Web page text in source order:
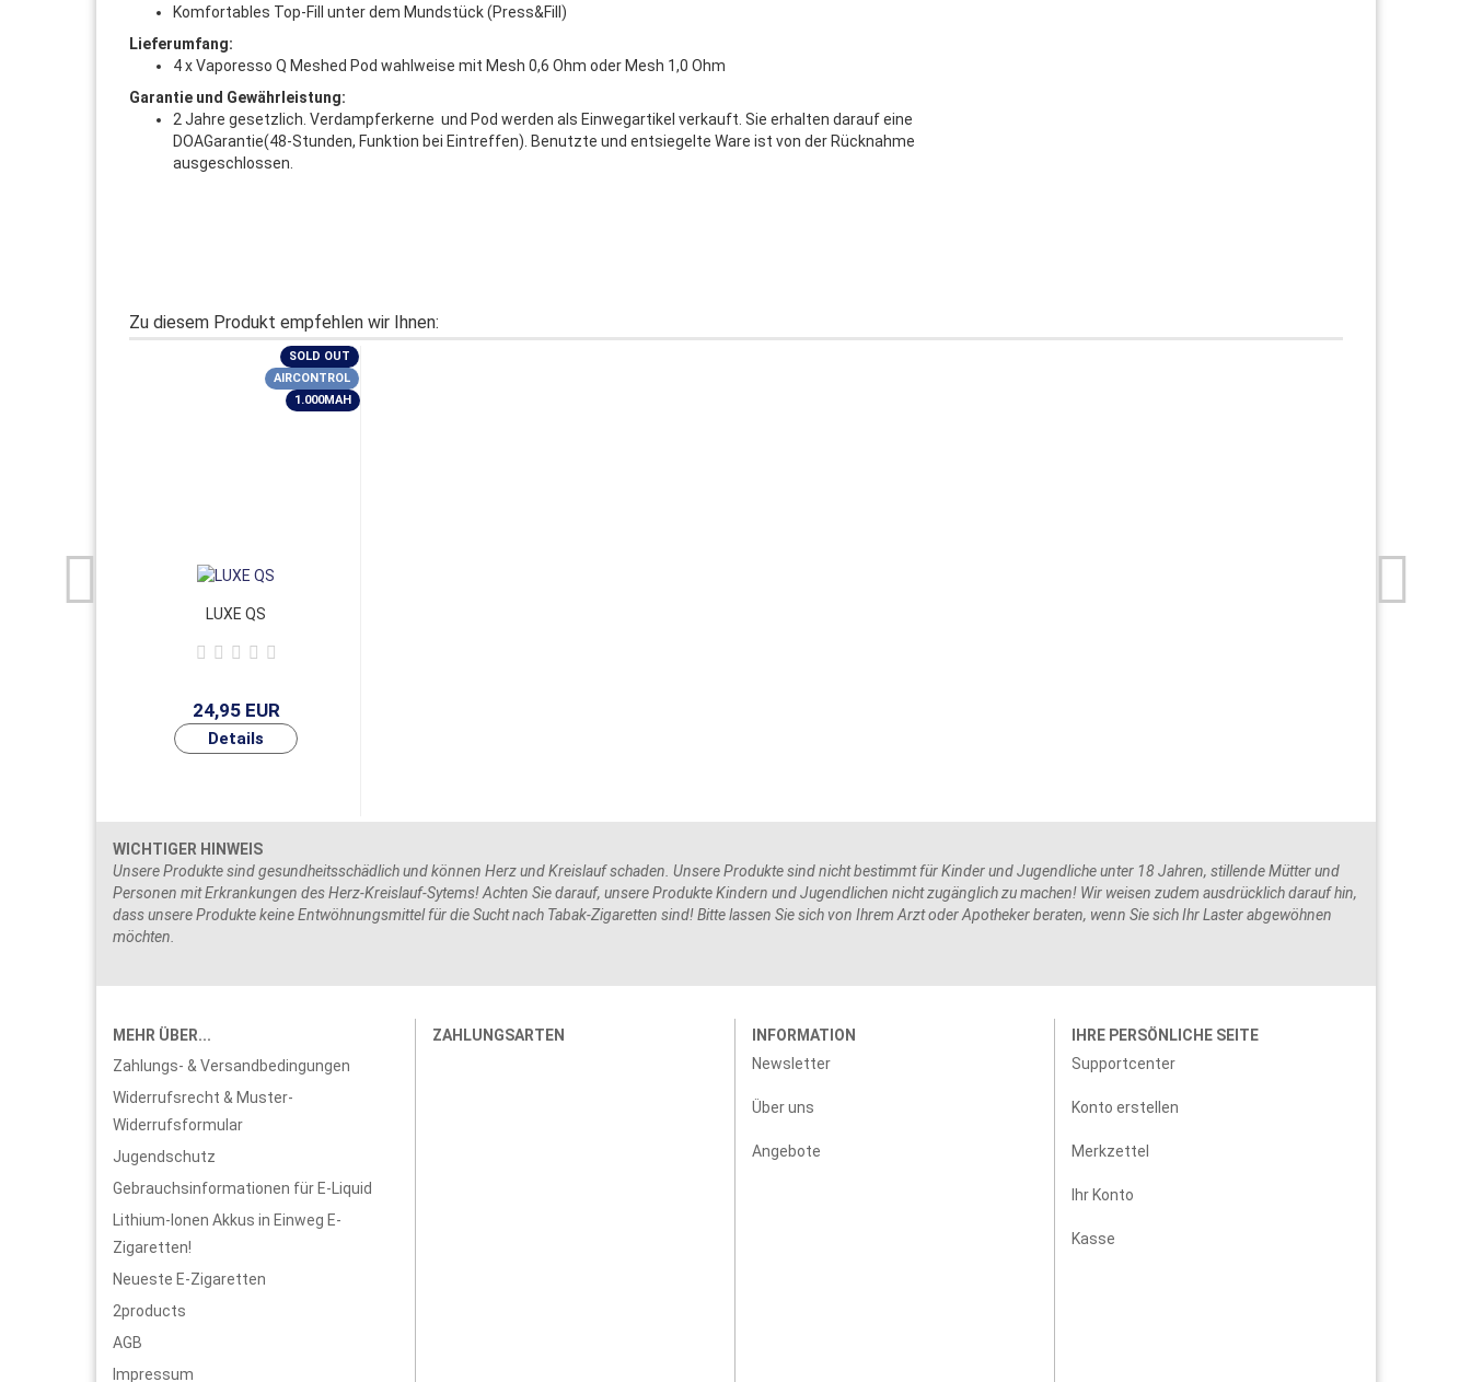
Komfortables Top-Fill unter dem Mundstück (Press&Fill)
Lieferumfang:
4 x Vaporesso Q Meshed Pod wahlweise mit Mesh 0,6 Ohm oder Mesh 1,0 Ohm
Garantie und Gewährleistung:
2 Jahre gesetzlich. Verdampferkerne und Pod werden als Einwegartikel verkauft. Sie erhalten darauf eine
DOAGarantie(48-Stunden, Funktion bei Eintreffen). Benutzte und entsiegelte Ware ist von der Rücknahme
ausgeschlossen.
Zu diesem Produkt empfehlen wir Ihnen:
SOLD OUT
AIRCONTROL
1.000MAH
LUXE QS
24,95 EUR
WICHTIGER HINWEIS
Unsere Produkte sind gesundheitsschädlich und können Herz und Kreislauf schaden. Unsere Produkte sind nicht bestimmt für Kinder und Jugendliche unter 18 Jahren, stillende Mütter und
Personen mit Erkrankungen des Herz-Kreislauf-Sytems! Achten Sie darauf, unsere Produkte Kindern und Jugendlichen nicht zugänglich zu machen! Wir weisen zudem ausdrücklich darauf hin,
dass unsere Produkte keine Entwöhnungsmittel für die Sucht nach Tabak-Zigaretten sind! Bitte lassen Sie sich von Ihrem Arzt oder Apotheker beraten, wenn Sie sich Ihr Laster abgewöhnen
möchten.
MEHR ÜBER...
Zahlungs- & Versandbedingungen
Widerrufsrecht & Muster-
Widerrufsformular
Jugendschutz
Gebrauchsinformationen für E-Liquid
Lithium-Ionen Akkus in Einweg E-
Zigaretten!
Neueste E-Zigaretten
2products
AGB
Impressum
ZAHLUNGSARTEN
INFORMATION
Newsletter
Über uns
Angebote
IHRE PERSÖNLICHE SEITE
Supportcenter
Konto erstellen
Merkzettel
Ihr Konto
Kasse